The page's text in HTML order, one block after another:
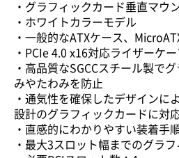
・グラフィックカード垂直マウ
・ホワイトカラーモデル
・一般的なATXケース、
・PCIe 4.0 x16対応ライザーケ
・高品質なSGCCスチール製で
みやたわみを防止
・通気性を確保したデザインに
設計のグラフィックカードに対
・直感的にわかりやすい装着手
・最大3スロット幅までのグラ